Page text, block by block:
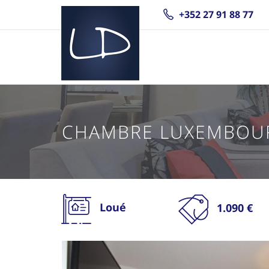
+352 27 91 88 77
CHAMBRE
Loué 1.090 €